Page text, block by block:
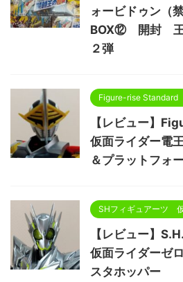
ォービドゥン（
BOX⑫ 開封 王
２弾
Figure-rise Standard
【レビュー】
仮面ライダー電
＆プラットフォ
SHフィギュアーツ
【レビュー】
仮面ライダーゼ
スタホッパー